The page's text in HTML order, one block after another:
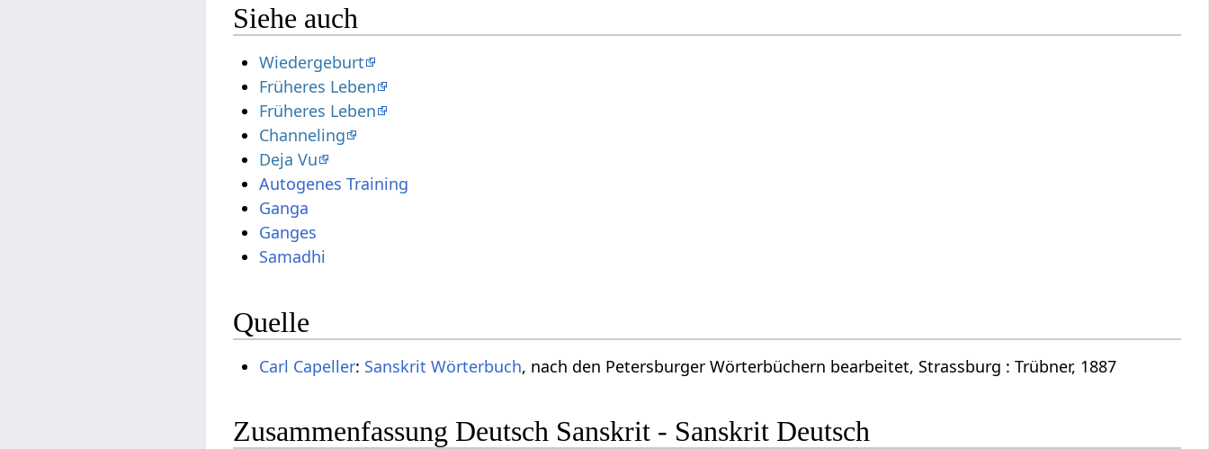
Siehe auch
Wiedergeburt
Früheres Leben
Früheres Leben
Channeling
Deja Vu
Autogenes Training
Ganga
Ganges
Samadhi
Quelle
Carl Capeller: Sanskrit Wörterbuch, nach den Petersburger Wörterbüchern bearbeitet, Strassburg : Trübner, 1887
Zusammenfassung Deutsch Sanskrit - Sanskrit Deutsch